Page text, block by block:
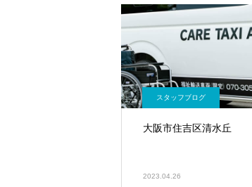
スタッフブログ
大阪市住吉区清水丘
2023.04.26